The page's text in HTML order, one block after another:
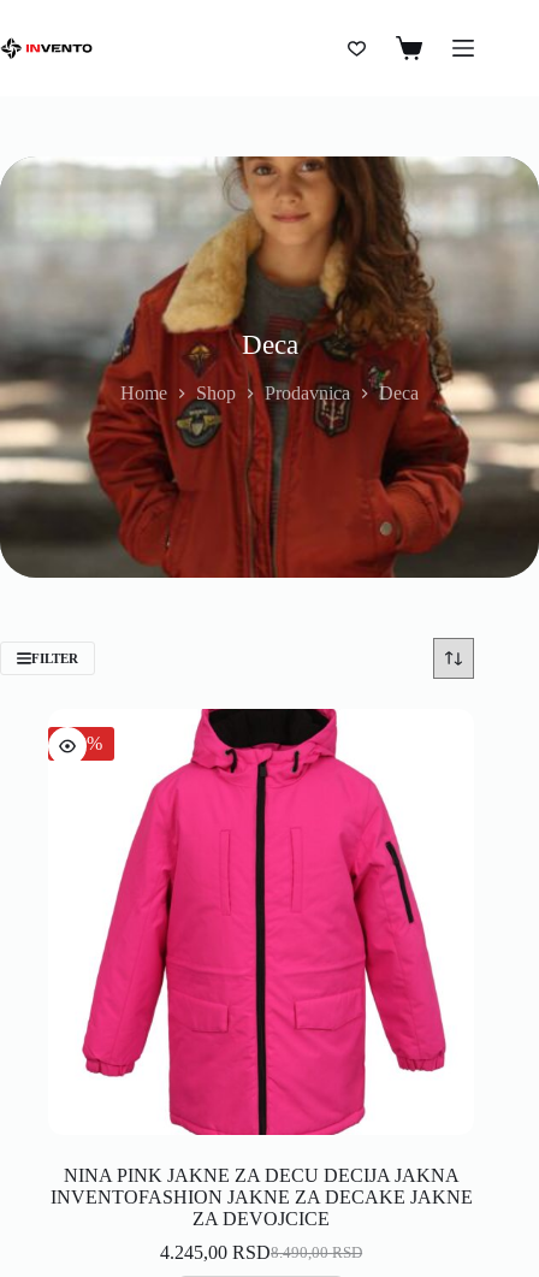
Deca
Home Shop Prodavnica Deca
FILTER
-50%
NINA PINK JAKNE ZA DECU DECIJA JAKNA
INVENTOFASHION JAKNE ZA DECAKE JAKNE
ZA DEVOJCICE
8.490,00RSD
4.245,00RSD